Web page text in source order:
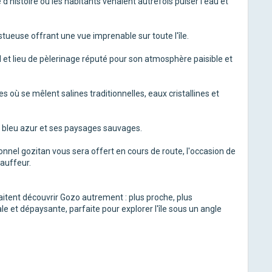
offrant une vue imprenable sur toute l'île.
et lieu de pèlerinage réputé pour son atmosphère paisible et
où se mêlent salines traditionnelles, eaux cristallines et
azur et ses paysages sauvages.
gozitan vous sera offert en cours de route, l'occasion de
découvrir Gozo autrement : plus proche, plus
et dépaysante, parfaite pour explorer l'île sous un angle